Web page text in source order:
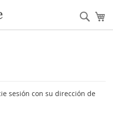
sesión con su dirección de